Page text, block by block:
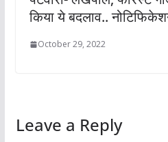
किया ये बदलाव..
October 29, 2022
Leave a Reply